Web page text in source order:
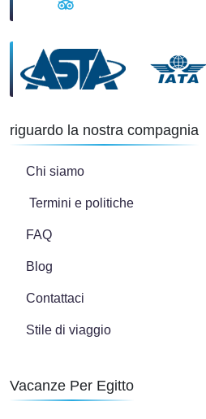
riguardo la nostra compagnia
Chi siamo
Termini e politiche
FAQ
Blog
Contattaci
Stile di viaggio
Vacanze Per Egitto